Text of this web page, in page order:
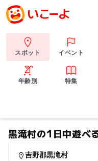
スポット イベント
年齢別 特集
黒滝村の1日中遊べ
吉野郡黒滝村